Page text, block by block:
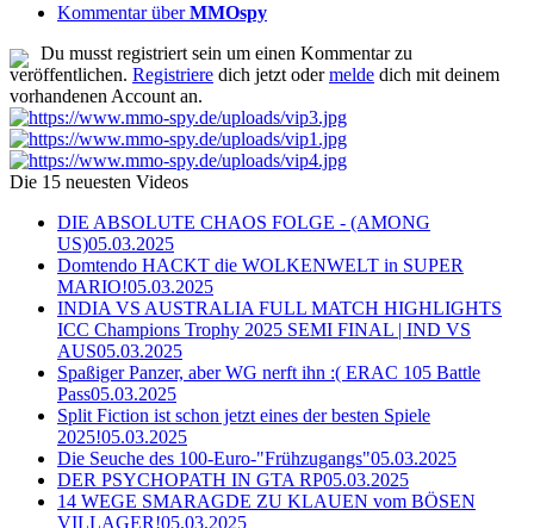
Kommentar überMMOspy
Du musst registriert sein um einen Kommentar zu
veröffentlichen. Registriere dich jetzt odermelde dich mit deinem
vorhandenen Account an.
Die 15 neuesten Videos
DIE ABSOLUTE CHAOS FOLGE - (AMONG
US)05.03.2025
Domtendo HACKT die WOLKENWELT in SUPER
MARIO!05.03.2025
INDIA VS AUSTRALIA FULL MATCH HIGHLIGHTS
ICC Champions Trophy 2025 SEMI FINAL | IND VS
AUS05.03.2025
Spaßiger Panzer, aber WG nerft ihn :( ERAC 105 Battle
Pass05.03.2025
Split Fiction ist schon jetzt eines der besten Spiele
2025!05.03.2025
Die Seuche des 100-Euro-"Frühzugangs"05.03.2025
DER PSYCHOPATH IN GTA RP05.03.2025
14 WEGE SMARAGDE ZU KLAUEN vom BÖSEN
VILLAGER!05.03.2025